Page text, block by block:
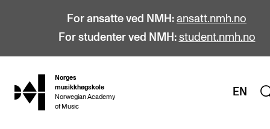
For ansatte ved NMH: ansatt.nmh.no
For studenter ved NMH: student.nmh.no
hjem
Norges
musikkhøgskole
Norwegian Academy
of Music
EN